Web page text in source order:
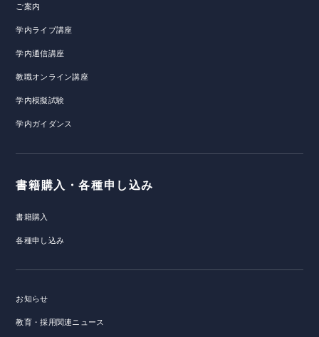
ご案内
学内ライブ講座
学内通信講座
教職オンライン講座
学内模擬試験
学内ガイダンス
書籍購入・各種申し込み
書籍購入
各種申し込み
お知らせ
教育・採用関連ニュース